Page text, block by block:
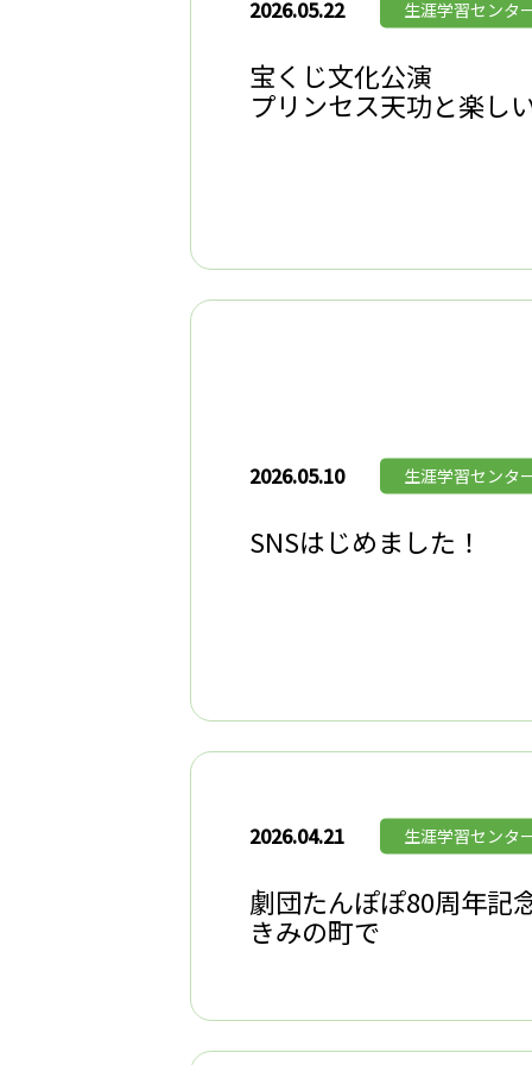
2026.05.22 生涯学習センタ
宝くじ文化公演
プリンセス天功と楽し
2026.05.10 生涯学習センタ
SNSはじめました！
2026.04.21 生涯学習センタ
劇団たんぽぽ80周年記
きみの町で